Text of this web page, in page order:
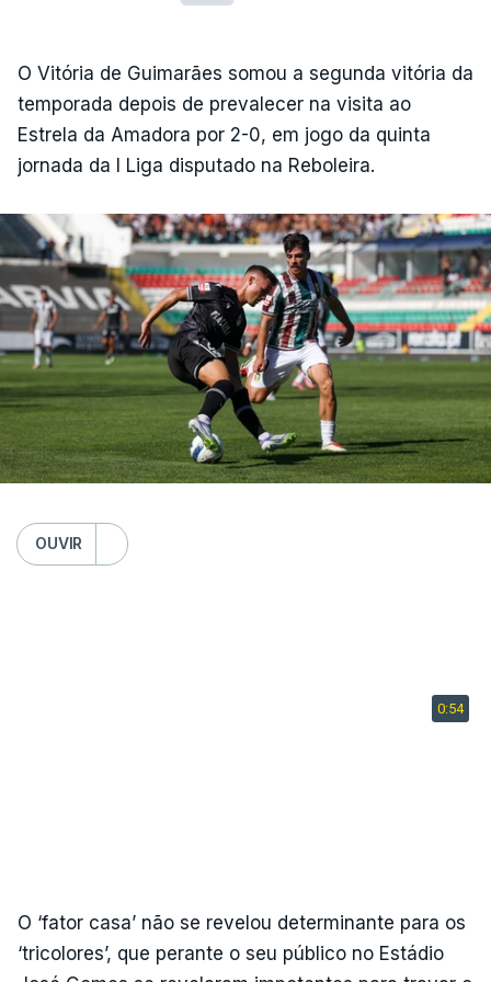
O Vitória de Guimarães somou a segunda vitória da
temporada depois de prevalecer na visita ao
Estrela da Amadora por 2-0, em jogo da quinta
jornada da I Liga disputado na Reboleira.
OUVIR
O ‘fator casa’ não se revelou determinante para os
‘tricolores’, que perante o seu público no Estádio